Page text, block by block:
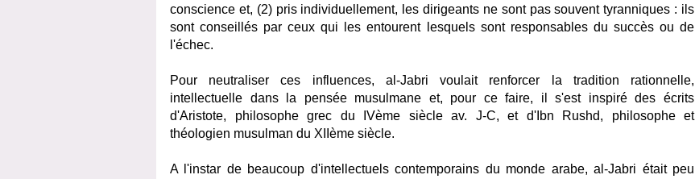
conscience et, (2) pris individuellement, les dirigeants ne sont pas souvent tyranniques : ils
sont conseillés par ceux qui les entourent lesquels sont responsables du succès ou de
l'échec.
Pour neutraliser ces influences, al-Jabri voulait renforcer la tradition rationnelle,
intellectuelle dans la pensée musulmane et, pour ce faire, il s'est inspiré des écrits
d'Aristote, philosophe grec du IVème siècle av. J-C, et d'Ibn Rushd, philosophe et
théologien musulman du XIIème siècle.
A l'instar de beaucoup d'intellectuels contemporains du monde arabe, al-Jabri était peu